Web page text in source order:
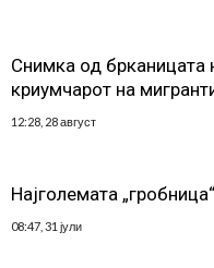
Снимка од брканицата
криумчарот на
12:28, 28 август
Најголемата
08:47, 31 јули